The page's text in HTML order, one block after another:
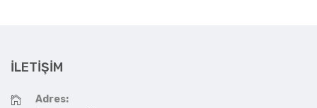
İLETIŞIM
Adres: